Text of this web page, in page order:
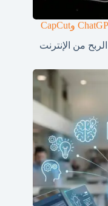
الربح من الإنترنت